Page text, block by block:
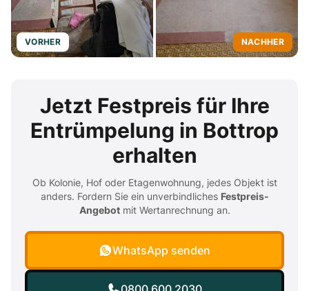
VORHER NACHHER
Jetzt Festpreis für Ihre
Entrümpelung in Bottrop
erhalten
Ob Kolonie, Hof oder Etagenwohnung, jedes Objekt ist
anders. Fordern Sie ein unverbindliches Festpreis-
Angebotmit Wertanrechnung an.
WhatsApp senden